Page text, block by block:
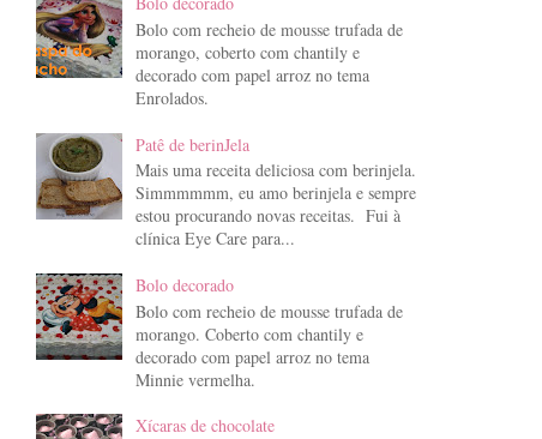
Bolo com recheio de mousse trufada de
morango, coberto com chantily e
decorado com papel arroz no tema
Enrolados.
Patê de berinJela
Mais uma receita deliciosa com berinjela.
Simmmmmm, eu amo berinjela e sempre
estou procurando novas receitas. Fui à
clínica Eye Care para...
Bolo decorado
Bolo com recheio de mousse trufada de
morango. Coberto com chantily e
decorado com papel arroz no tema
Minnie vermelha.
Xícaras de chocolate